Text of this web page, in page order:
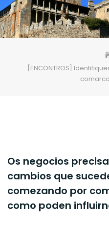
[ENCONTROS]
Os negocios
cambios que
comezando por
como poden